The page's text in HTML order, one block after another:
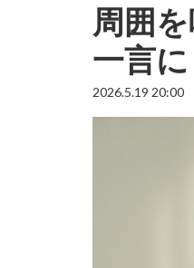
周囲
一言
2026.5.19 20:00